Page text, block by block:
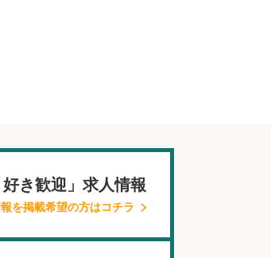
好き歓迎」求人情報
を掲載希望の方はコチラ